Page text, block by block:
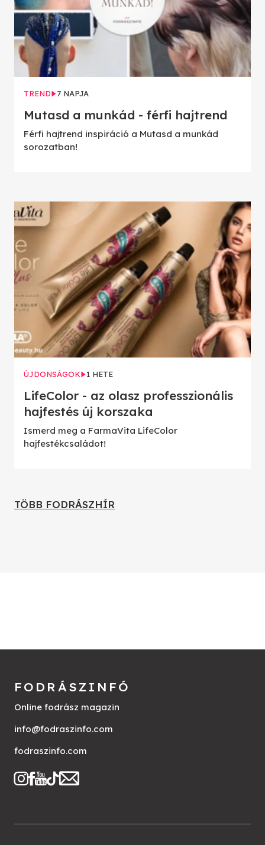
TREND 7 NAPJA
Mutasd a munkád - férfi hajtrend
Férfi hajtrend inspiráció a Mutasd a munkád
sorozatban!
ÚJDONSÁGOK 1 HETE
LifeColor - az olasz professzionális
hajfestés új korszaka
Ismerd meg a FarmaVita LifeColor
hajfestékcsaládot!
TÖBB FODRÁSZHÍR
FODRÁSZINFÓ
Online fodrász magazin
info@fodraszinfo.com
fodraszinfo.com